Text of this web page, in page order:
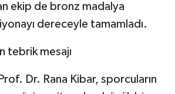
ekip de bronz madalya
dereceyle tamamladı.
tebrik mesajı
Dr. Rana Kibar, sporcuların